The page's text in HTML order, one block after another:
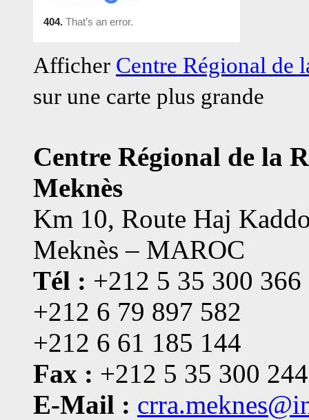
Afficher Centre Régional de
sur une carte plus grande
Centre Régional de la
Meknès
Km 10, Route Haj
Meknès – MAROC
Tél : +212 5 35 300 366
+212 6 79 897 582
+212 6 61 185 144
Fax : +212 5 35 300 244
E-Mail :